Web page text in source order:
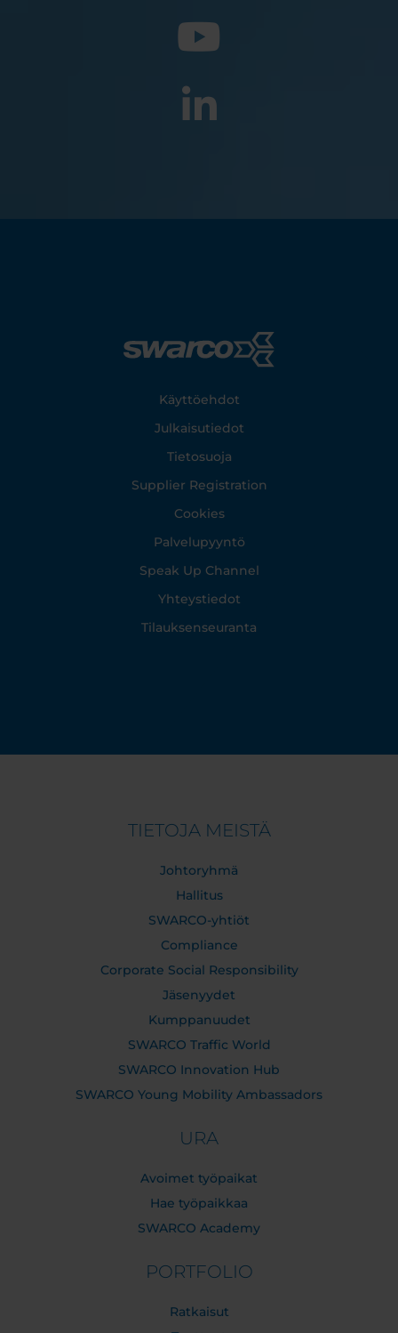
Käyttöehdot
Julkaisutiedot
Tietosuoja
Supplier Registration
Cookies
Palvelupyyntö
Speak Up Channel
Yhteystiedot
Tilauksenseuranta
TIETOJA MEISTÄ
Johtoryhmä
Hallitus
SWARCO-yhtiöt
Compliance
Corporate Social Responsibility
Jäsenyydet
Kumppanuudet
SWARCO Traffic World
SWARCO Innovation Hub
SWARCO Young Mobility Ambassadors
URA
Avoimet työpaikat
Hae työpaikkaa
SWARCO Academy
PORTFOLIO
Ratkaisut